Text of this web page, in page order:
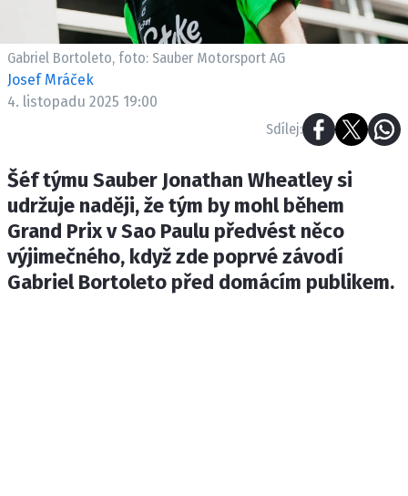
ETICKÝ KODEX
KONTAKT
OSOBNÍ ÚDAJE / COOKIES
Provozovatelem serveru F1NEWS.cz je
INCORP MEDIA GROUP s.r.o., IČ: 118 23 054
Gabriel Bortoleto, foto: Sauber Motorsport AG
Josef Mráček
4. listopadu 2025 19:00
Sdílej:
Šéf týmu Sauber Jonathan Wheatley si
udržuje naději, že tým by mohl během
Grand Prix v Sao Paulu předvést něco
výjimečného, když zde poprvé závodí
Gabriel Bortoleto před domácím publikem.